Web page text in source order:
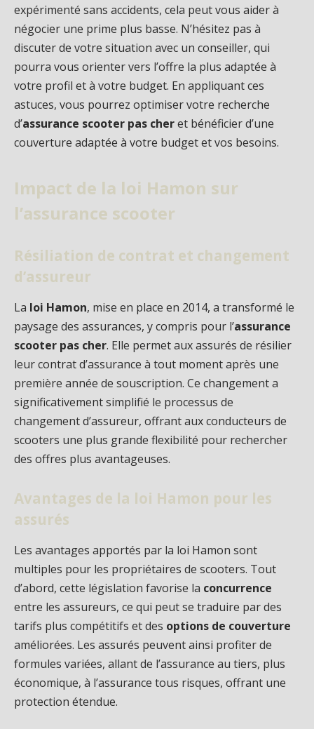
expérimenté sans accidents, cela peut vous aider à
négocier une prime plus basse. N’hésitez pas à
discuter de votre situation avec un conseiller, qui
pourra vous orienter vers l’offre la plus adaptée à
votre profil et à votre budget. En appliquant ces
astuces, vous pourrez optimiser votre recherche
d’assurance scooter pas cheret bénéficier d’une
couverture adaptée à votre budget et vos besoins.
Impact de la loi Hamon sur
l’assurance scooter
Résiliation de contrat et changement
d’assureur
La loi Hamon, mise en place en 2014, a transformé le
paysage des assurances, y compris pour l’assurance
scooter pas cher. Elle permet aux assurés de résilier
leur contrat d’assurance à tout moment après une
première année de souscription. Ce changement a
significativement simplifié le processus de
changement d’assureur, offrant aux conducteurs de
scooters une plus grande flexibilité pour rechercher
des offres plus avantageuses.
Avantages de la loi Hamon pour les
assurés
Les avantages apportés par la loi Hamon sont
multiples pour les propriétaires de scooters. Tout
d’abord, cette législation favorise la concurrence
entre les assureurs, ce qui peut se traduire par des
tarifs plus compétitifs et des options de couverture
améliorées. Les assurés peuvent ainsi profiter de
formules variées, allant de l’assurance au tiers, plus
économique, à l’assurance tous risques, offrant une
protection étendue.